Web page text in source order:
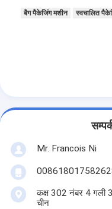
पेपर बैग बनाने की मशीन
बैग पैकेजिंग मशीन स्वचालित
Mr. Francois Ni
कक्ष 302 नंबर 4 गली
चीन